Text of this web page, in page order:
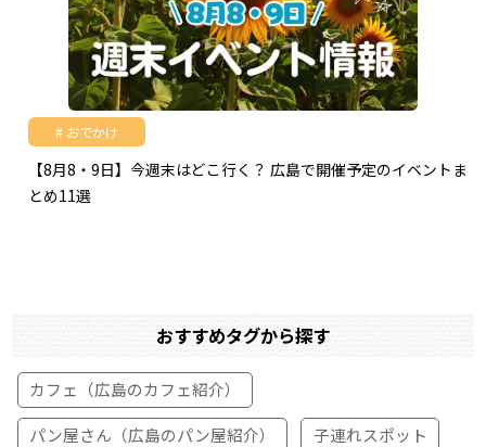
おでかけ
【8月8・9日】今週末はどこ行く？ 広島で開催予定のイベントま
とめ11選
おすすめタグから探す
カフェ（広島のカフェ紹介）
パン屋さん（広島のパン屋紹介）
子連れスポット